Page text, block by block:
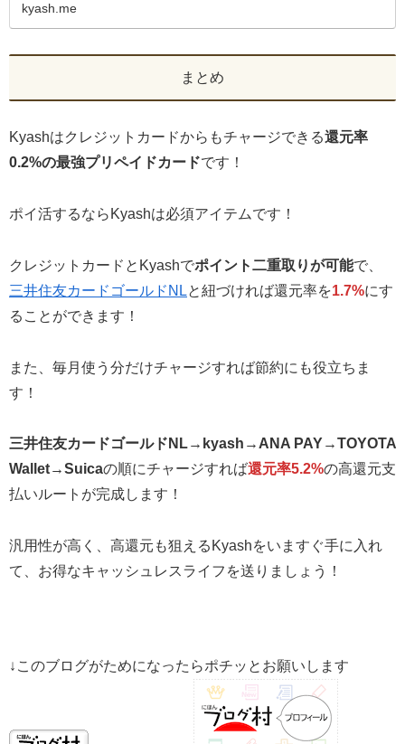
kyash.me
まとめ
Kyashはクレジットカードからもチャージできる還元率
0.2%の最強プリペイドカードです！
ポイ活するならKyashは必須アイテムです！
クレジットカードとKyashでポイント二重取りが可能で、
三井住友カードゴールドNLと紐づければ還元率を1.7%にす
ることができます！
また、毎月使う分だけチャージすれば節約にも役立ちま
す！
三井住友カードゴールドNL→kyash→ANA PAY→TOYOTA
Wallet→Suicaの順にチャージすれば還元率5.2%の高還元支
払いルートが完成します！
汎用性が高く、高還元も狙えるKyashをいますぐ手に入れ
て、お得なキャッシュレスライフを送りましょう！
↓このブログがためになったらポチッとお願いします